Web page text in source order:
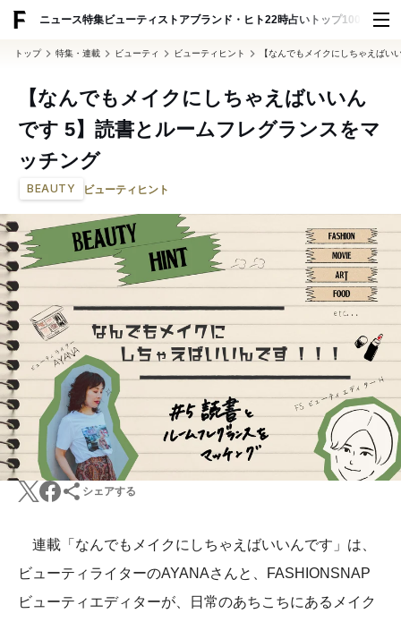
ニュース特集ビューティ ストアブランド・ヒト22時占い トップ100 スナッ
トップ 特集・連載 ビューティ ビューティヒント 【なんでもメイクにしちゃえば
【なんでもメイクにしちゃえばいいん
です 5】読書とルームフレグランスをマ
ッチング
BEAUTY ビューティヒント
シェアする
連載「なんでもメイクにしちゃえばいいんです」は、
ビューティライターのAYANAさんと、FASHIONSNAP
ビューティエディターが、日常のあちこちにあるメイク